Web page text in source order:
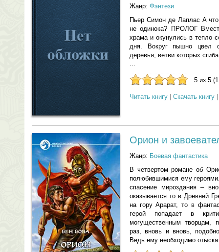
Жанр: Фэнтези
Пьер Симон де Лаплас А
не одинока? ПРОЛОГ
храма и окунулись в тепло
дня. Вокруг пышно цвел
деревья, ветви которых
...
5 из 5
Читать книгу Скачать книгу
Орион и
Жанр: Боевая фантастика
В четвертом романе об
полюбившимися ему
спасение мироздания –
оказывается то в Древней
на гору Арарат, то в
герой попадает в
могущественным творцам,
раз, вновь и вновь,
Ведь ему необходимо